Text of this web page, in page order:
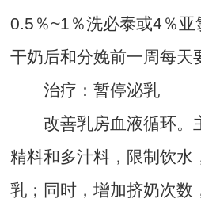
0.5％~1％洗必泰或4％亚
干奶后和分娩前一周每天
治疗：暂停泌乳
改善乳房血液循环。
精料和多汁料，限制饮水
乳；同时，增加挤奶次数